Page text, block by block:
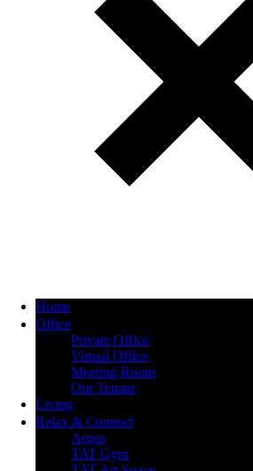
Home
Office
Private Office
Virtual Office
Meeting Room
Our Tenant
Living
Relax & Connect
Argos
TAT Gym